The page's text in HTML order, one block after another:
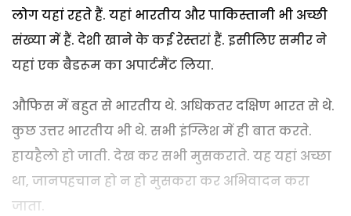
लोग यहां रहते हैं. यहां भारतीय और पाकिस्तानी भी अच्छी
संख्या में हैं. देशी खाने के कई रेस्तरां हैं. इसीलिए समीर ने
यहां एक बैडरूम का अपार्टमैंट लिया.
औफिस में बहुत से भारतीय थे. अधिकतर दक्षिण भारत से थे.
कुछ उत्तर भारतीय भी थे. सभी इंग्लिश में ही बात करते.
हायहैलो हो जाती. देख कर सभी मुसकराते. यह यहां अच्छा
था, जानपहचान हो न हो मुसकरा कर अभिवादन करा
जाता.